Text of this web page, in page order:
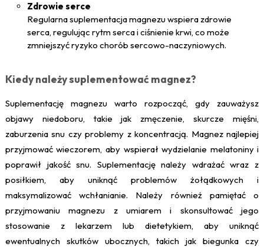
Zdrowie serce
Regularna suplementacja magnezu wspiera zdrowie
serca, regulując rytm serca i ciśnienie krwi, co może
zmniejszyć ryzyko chorób sercowo-naczyniowych.
Kiedy należy suplementować magnez?
Suplementację magnezu warto rozpocząć, gdy zauważysz
objawy niedoboru, takie jak zmęczenie, skurcze mięśni,
zaburzenia snu czy problemy z koncentracją. Magnez najlepiej
przyjmować wieczorem, aby wspierał wydzielanie melatoniny i
poprawił jakość snu. Suplementację należy wdrażać wraz z
posiłkiem, aby uniknąć problemów żołądkowych i
maksymalizować wchłanianie. Należy również pamiętać o
przyjmowaniu magnezu z umiarem i skonsultować jego
stosowanie z lekarzem lub dietetykiem, aby uniknąć
ewentualnych skutków ubocznych, takich jak biegunka czy